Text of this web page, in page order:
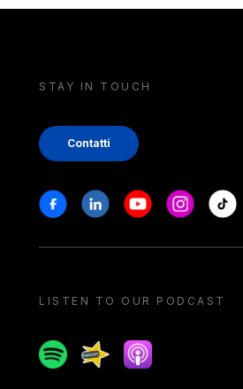
STAY IN TOUCH
Contatti
Stay in touch
FacebookLinkedinYoutubeInstagram
Tiktok
LISTEN TO OUR PODCAST
SpotifySpreakerApple podcast